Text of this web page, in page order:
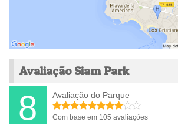
Avaliação Siam Park
8 Avaliação do Parque
Com base em 105 avaliações